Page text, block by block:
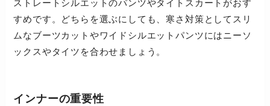
ストレートシルエットのパンツやタイトスカートがおす
すめです。どちらを選ぶにしても、寒さ対策としてスリ
ムなブーツカットやワイドシルエットパンツにはニーソ
ックスやタイツを合わせましょう。
インナーの重要性